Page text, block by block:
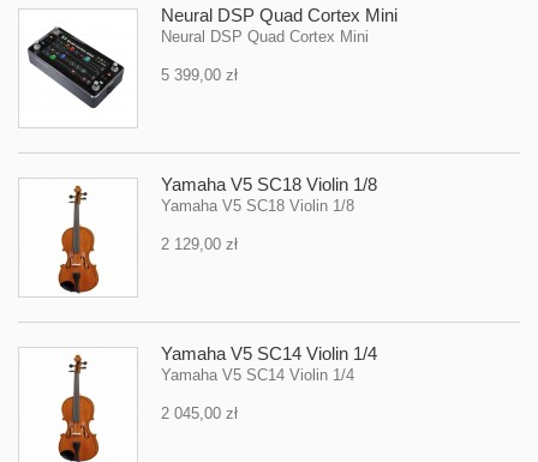
Neural DSP Quad Cortex Mini
Neural DSP Quad Cortex Mini
5 399,00 zł
Yamaha V5 SC18 Violin 1/8
Yamaha V5 SC18 Violin 1/8
2 129,00 zł
Yamaha V5 SC14 Violin 1/4
Yamaha V5 SC14 Violin 1/4
2 045,00 zł